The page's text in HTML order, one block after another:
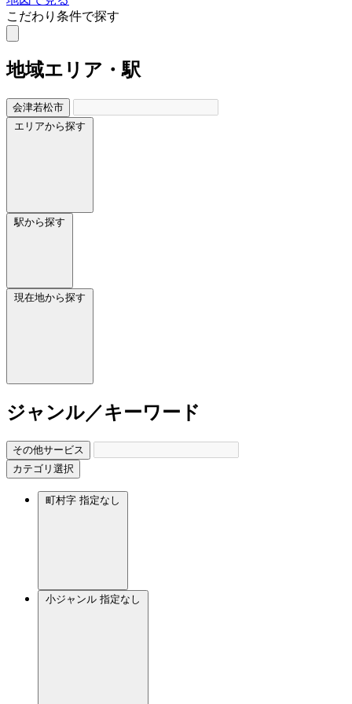
こだわり条件で探す
地域エリア・駅
会津若松市
エリアから探す
駅から探す
現在地から探す
ジャンル／キーワード
その他サービス
カテゴリ選択
町村字 指定なし
小ジャンル 指定なし